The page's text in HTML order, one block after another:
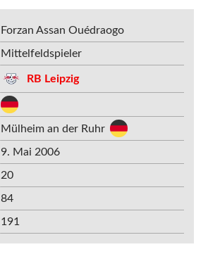
Forzan Assan Ouédraogo
Mittelfeldspieler
RB Leipzig
Mülheim an der Ruhr
9. Mai 2006
20
84
191